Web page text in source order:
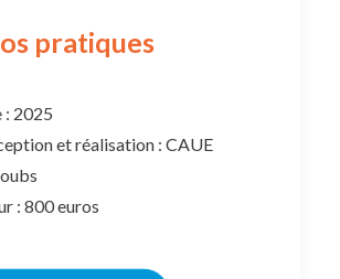
pratiques
: 2025
et réalisation : CAUE
: 800 euros